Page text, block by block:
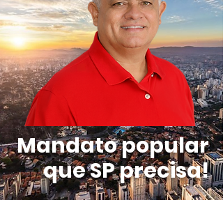
Mandato popular
que SP precisa!